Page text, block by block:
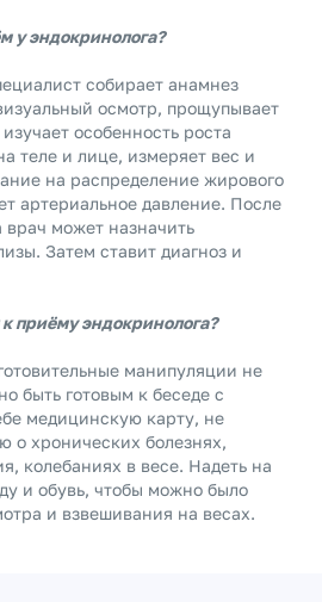
у эндокринолога?
собирает анамнез
осмотр, прощупывает
особенность роста
теле и лице, измеряет вес и
на распределение жирового
артериальное давление. После
врач может назначить
Затем ставит диагноз и
приёму эндокринолога?
манипуляции не
быть готовым к беседе с
медицинскую карту, не
о хронических болезнях,
колебаниях в весе. Надеть на
и обувь, чтобы можно было
и взвешивания на весах.